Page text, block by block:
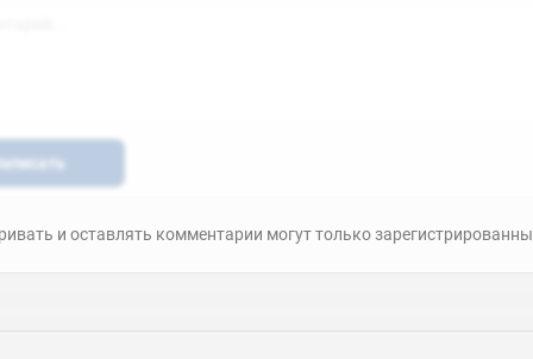
и оставлять комментарии могут только